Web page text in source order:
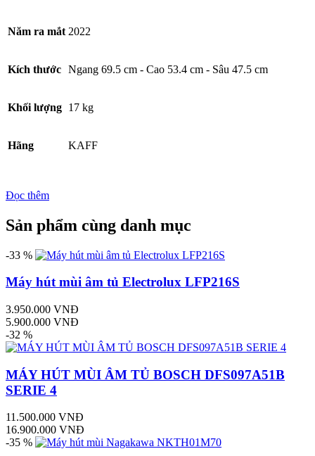
Năm ra mắt 2022
Kích thước Ngang 69.5 cm - Cao 53.4 cm - Sâu 47.5 cm
Khối lượng 17 kg
Hãng KAFF
Đọc thêm
Sản phẩm cùng danh mục
-33 %
Máy hút mùi âm tủ Electrolux LFP216S
3.950.000 VNĐ
5.900.000 VNĐ
-32 %
MÁY HÚT MÙI ÂM TỦ BOSCH DFS097A51B
SERIE 4
11.500.000 VNĐ
16.900.000 VNĐ
-35 %